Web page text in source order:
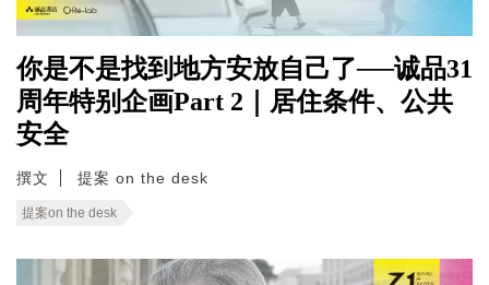
你是不是找到地方安放自己了──诚品31
周年特别企画Part 2｜居住条件、公共
安全
撰文 提案 on the desk
提案on the desk